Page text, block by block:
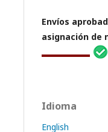
Envíos
asignación de
Idioma
English